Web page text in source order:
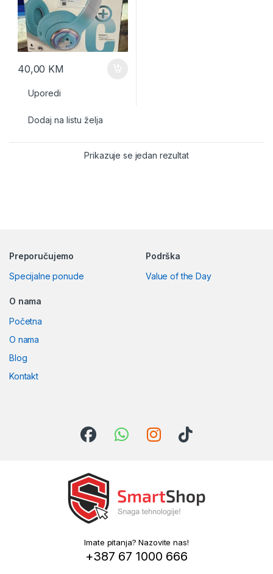
40,00 KM
Uporedi
Dodaj na listu želja
Prikazuje se jedan rezultat
Preporučujemo
Specijalne ponude
Podrška
Value of the Day
O nama
Početna
O nama
Blog
Kontakt
Imate pitanja? Nazovite nas!
+387 67 1000 666